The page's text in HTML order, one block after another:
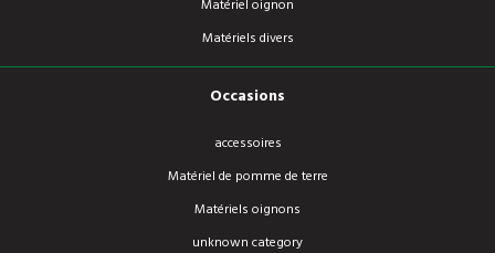
Matériel oignon
Matériels divers
Occasions
accessoires
Matériel de pomme de terre
Matériels oignons
unknown category